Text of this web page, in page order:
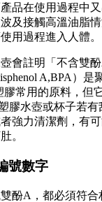
品在使用過程中
及接觸高溫油脂
用過程進入人體。
會註明「不含雙
A,BPA）是
膠常用的原料，但
膠水壺或杯子若有
強力清潔劑，有
。
號數字
酚A，都必須符